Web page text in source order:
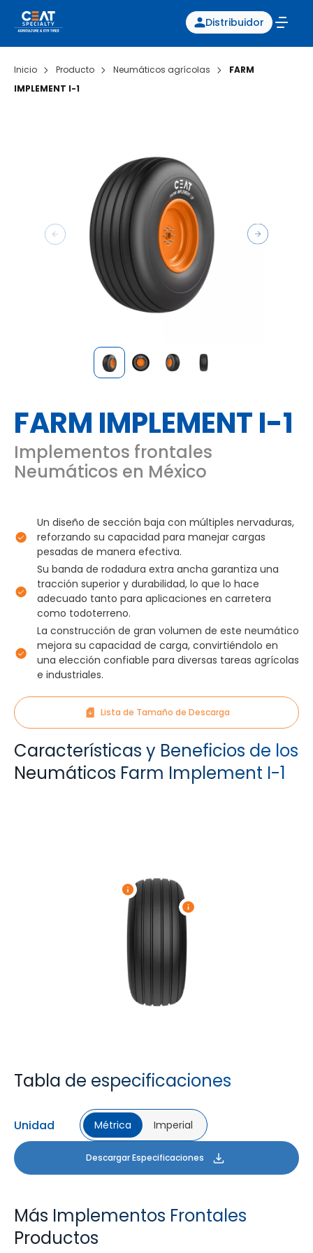
Distribuidor
Inicio Producto Neumáticos agrícolas
FARM
IMPLEMENT I-1
FARM IMPLEMENT I-1
Implementos frontales
Neumáticos en México
Un diseño de sección baja con múltiples nervaduras,
reforzando su capacidad para manejar cargas
pesadas de manera efectiva.
Su banda de rodadura extra ancha garantiza una
tracción superior y durabilidad, lo que lo hace
adecuado tanto para aplicaciones en carretera
como todoterreno.
La construcción de gran volumen de este neumático
mejora su capacidad de carga, convirtiéndolo en
una elección confiable para diversas tareas agrícolas
e industriales.
Lista de Tamaño de Descarga
Características y Beneficios de los
Neumáticos Farm Implement I-1
Tabla de especificaciones
Unidad Métrica Imperial
Descargar Especificaciones
Más Implementos Frontales
Productos